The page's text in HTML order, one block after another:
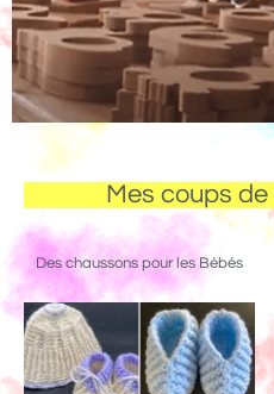
Mes coups
Des chaussons pour les Bébés